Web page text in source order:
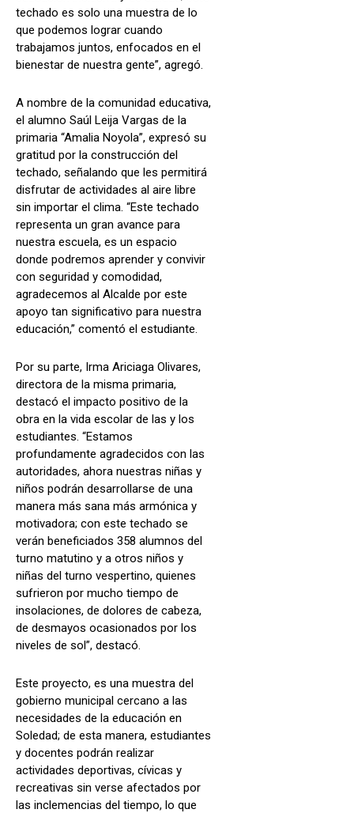
techado es solo una muestra de lo
que podemos lograr cuando
trabajamos juntos, enfocados en el
bienestar de nuestra gente”, agregó.
A nombre de la comunidad educativa,
el alumno Saúl Leija Vargas de la
primaria “Amalia Noyola”, expresó su
gratitud por la construcción del
techado, señalando que les permitirá
disfrutar de actividades al aire libre
sin importar el clima. “Este techado
representa un gran avance para
nuestra escuela, es un espacio
donde podremos aprender y convivir
con seguridad y comodidad,
agradecemos al Alcalde por este
apoyo tan significativo para nuestra
educación,” comentó el estudiante.
Por su parte, Irma Ariciaga Olivares,
directora de la misma primaria,
destacó el impacto positivo de la
obra en la vida escolar de las y los
estudiantes. “Estamos
profundamente agradecidos con las
autoridades, ahora nuestras niñas y
niños podrán desarrollarse de una
manera más sana más armónica y
motivadora; con este techado se
verán beneficiados 358 alumnos del
turno matutino y a otros niños y
niñas del turno vespertino, quienes
sufrieron por mucho tiempo de
insolaciones, de dolores de cabeza,
de desmayos ocasionados por los
niveles de sol”, destacó.
Este proyecto, es una muestra del
gobierno municipal cercano a las
necesidades de la educación en
Soledad; de esta manera, estudiantes
y docentes podrán realizar
actividades deportivas, cívicas y
recreativas sin verse afectados por
las inclemencias del tiempo, lo que